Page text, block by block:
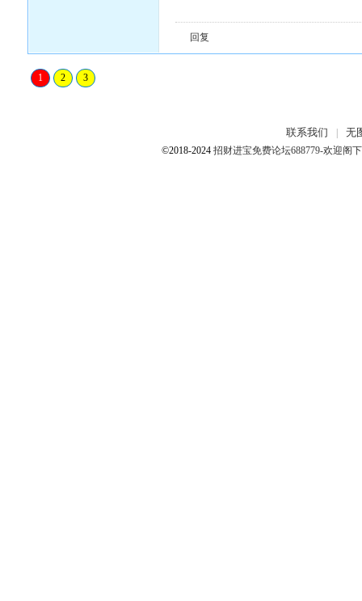
回复
1 2 3
联系我们 无
©2018-2024 招财进宝免费论坛688779-欢迎阁